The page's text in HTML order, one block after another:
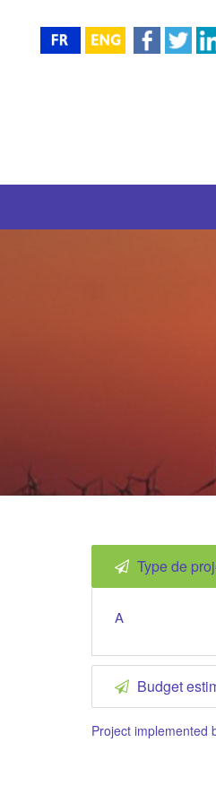
Type de
A
Budget
Project implemented